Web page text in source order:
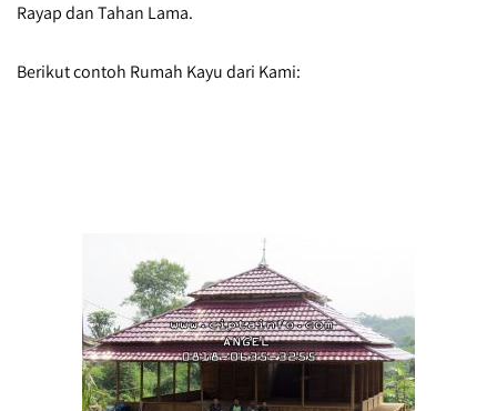
Rayap dan Tahan Lama.
Berikut contoh Rumah Kayu dari Kami: